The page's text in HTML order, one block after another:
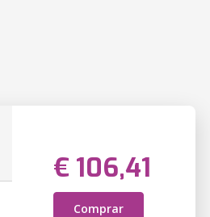
€ 106,41
Comprar